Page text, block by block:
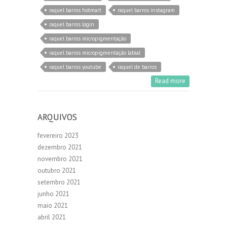
raquel barros hotmart
raquel barros instagram
raquel barros login
raquel barros micropigmentação
raquel barros micropigmentação labial
raquel barros youtube
raquel de barros
Read more
ARQUIVOS
fevereiro 2023
dezembro 2021
novembro 2021
outubro 2021
setembro 2021
junho 2021
maio 2021
abril 2021